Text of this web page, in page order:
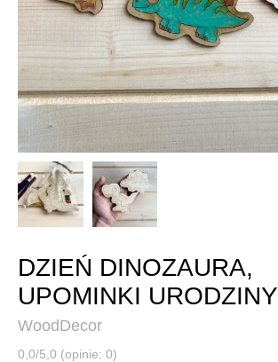
DZIEŃ DINOZAURA,
UPOMINKI URODZINY
WoodDecor
0,0/5,0 (opinie: 0)